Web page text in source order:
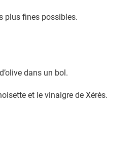
plus fines possibles.
dans un bol.
et le vinaigre de Xérès.